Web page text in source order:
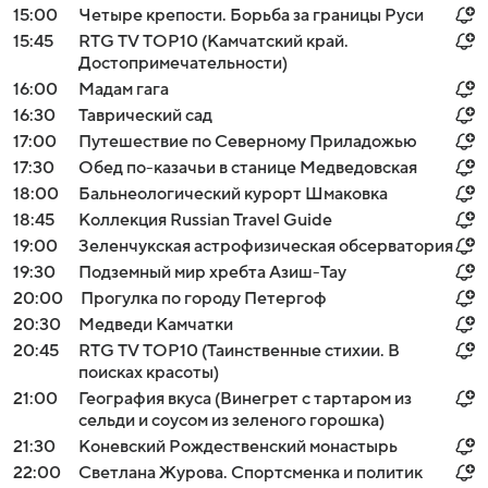
15:00
Четыре крепости. Борьба за границы Руси
15:45
RTG TV TOP10 (Камчатский край.
Достопримечательности)
16:00
Мадам гага
16:30
Таврический сад
17:00
Путешествие по Северному Приладожью
17:30
Обед по-казачьи в станице Медведовская
18:00
Бальнеологический курорт Шмаковка
18:45
Коллекция Russian Travel Guide
19:00
Зеленчукская астрофизическая обсерватория
19:30
Подземный мир хребта Азиш-Тау
20:00
Прогулка по городу Петергоф
20:30
Медведи Камчатки
20:45
RTG TV TOP10 (Таинственные стихии. В
поисках красоты)
21:00
География вкуса (Винегрет с тартаром из
сельди и соусом из зеленого горошка)
21:30
Коневский Рождественский монастырь
22:00
Светлана Журова. Спортсменка и политик